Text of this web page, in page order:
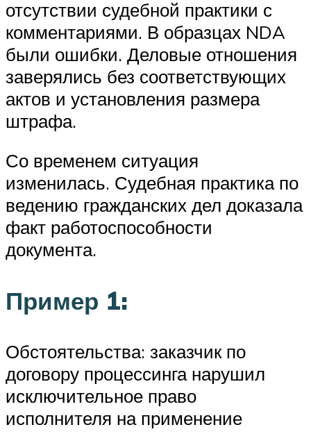
отсутствии судебной практики с
комментариями. В образцах NDA
были ошибки. Деловые отношения
заверялись без соответствующих
актов и установления размера
штрафа.
Со временем ситуация
изменилась. Судебная практика по
ведению гражданских дел доказала
факт работоспособности
документа.
Пример 1:
Обстоятельства: заказчик по
договору процессинга нарушил
исключительное право
исполнителя на применение